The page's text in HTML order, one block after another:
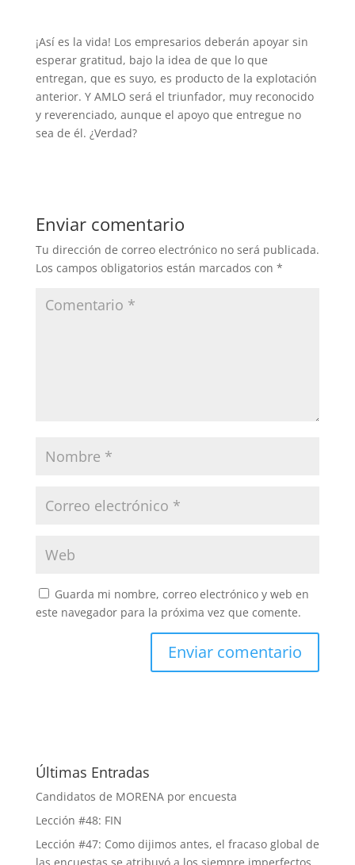
¡Así es la vida! Los empresarios deberán apoyar sin
esperar gratitud, bajo la idea de que lo que
entregan, que es suyo, es producto de la explotación
anterior. Y AMLO será el triunfador, muy reconocido
y reverenciado, aunque el apoyo que entregue no
sea de él. ¿Verdad?
Enviar comentario
Tu dirección de correo electrónico no será publicada.
Los campos obligatorios están marcados con *
Guarda mi nombre, correo electrónico y web en
este navegador para la próxima vez que comente.
Últimas Entradas
Candidatos de MORENA por encuesta
Lección #48: FIN
Lección #47: Como dijimos antes, el fracaso global de